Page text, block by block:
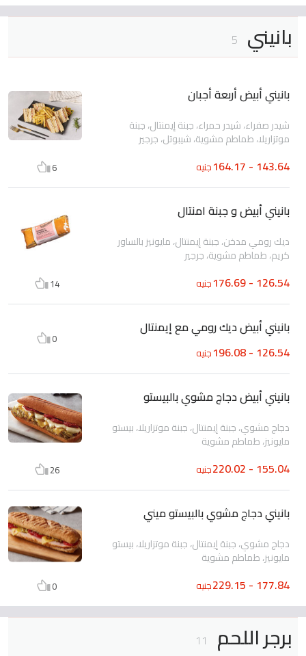
بانيني 5
بانيني أبيض أربعة أجبان
شيدر صفراء، شيدر حمراء، جبنة إيمنتال، جبنة
موتزاريلا، طماطم مشوية، شيبوتل، جرجير
143.64 - 164.17 جنيه 6
بانيني أبيض و جبنة امنتال
ديك رومي مدخن، جبنة إيمنتال، مايونيز بالساور
كريم، طماطم مشوية، جرجير
126.54 - 176.69 جنيه 14
بانيني أبيض ديك رومي مع إيمنتال
126.54 - 196.08
جنيه
0
بانيني أبيض دجاج مشوي بالبيستو
دجاج مشوي، جبنة إيمنتال، جبنة موتزاريلا، بيستو
مايونيز، طماطم مشوية
155.04 - 220.02 جنيه 26
بانيني دجاج مشوي بالبيستو ميني
دجاج مشوي، جبنة إيمنتال، جبنة موتزاريلا، بيستو
مايونيز، طماطم مشوية
177.84 - 229.15 جنيه 0
برجر اللحم 11